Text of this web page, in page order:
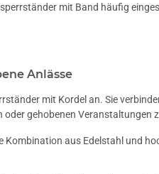
mit Band häufig
Anlässe
mit Kordel an. Sie
oder gehobenen Veranstaltungen
aus Edelstahl und